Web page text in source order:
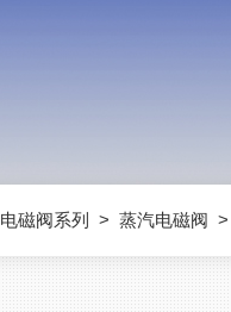
电磁阀系列 > 蒸汽电磁阀